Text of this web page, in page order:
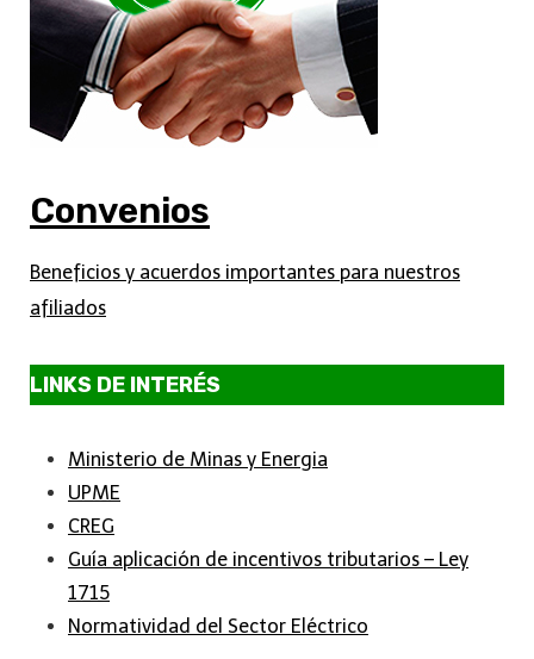
Convenios
Beneficios y acuerdos importantes para nuestros
afiliados
LINKS DE INTERÉS
Ministerio de Minas y Energia
UPME
CREG
Guía aplicación de incentivos tributarios – Ley
1715
Normatividad del Sector Eléctrico